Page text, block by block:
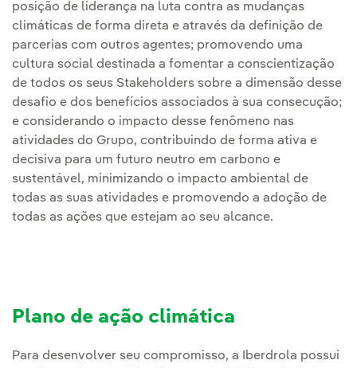
posição de liderança na luta contra as mudanças
climáticas de forma direta e através da definição de
parcerias com outros agentes; promovendo uma
cultura social destinada a fomentar a conscientização
de todos os seus Stakeholders sobre a dimensão desse
desafio e dos benefícios associados à sua consecução;
e considerando o impacto desse fenômeno nas
atividades do Grupo, contribuindo de forma ativa e
decisiva para um futuro neutro em carbono e
sustentável, minimizando o impacto ambiental de
todas as suas atividades e promovendo a adoção de
todas as ações que estejam ao seu alcance.
Plano de ação climática
Para desenvolver seu compromisso, a Iberdrola possui